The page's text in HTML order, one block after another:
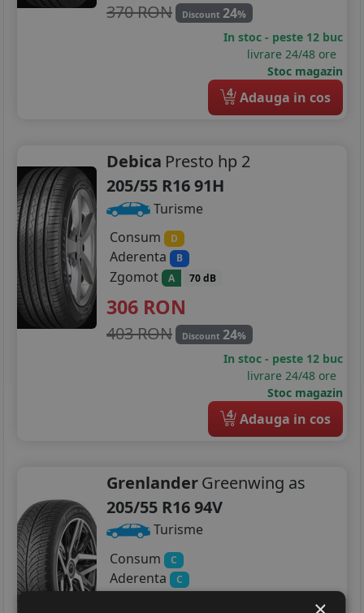
370 RON Discount 24%
In stoc - peste 12 buc
livrare 24/48 ore
Stoc magazin
4 Adauga in cos
Debica Presto hp 2
205/55 R16 91H
Turisme
Consum
D
Aderenta B
Zgomot A 70 dB
306 RON
403 RON Discount 24%
In stoc - peste 12 buc
livrare 24/48 ore
Stoc magazin
4 Adauga in cos
GrenlanderGreenwing as
205/55 R16 94V
Turisme
Consum
C
Aderenta C